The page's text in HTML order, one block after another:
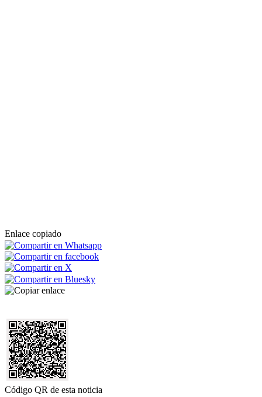
Enlace copiado
Código QR de esta noticia